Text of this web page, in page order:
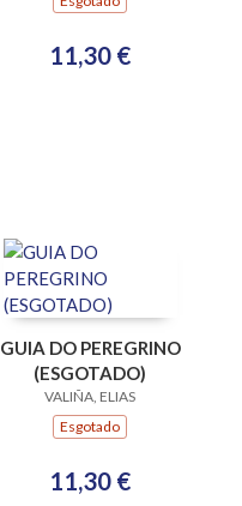
11,30 €
GUIA DO PEREGRINO
(ESGOTADO)
VALIÑA, ELIAS
Esgotado
11,30 €